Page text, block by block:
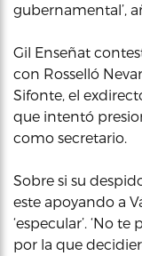
gubernamental’,
Gil Enseñat
con Rosselló
Sifonte, el
que intentó
como secretario.
Sobre si su
este apoyando a
‘especular’. ‘No
por la que